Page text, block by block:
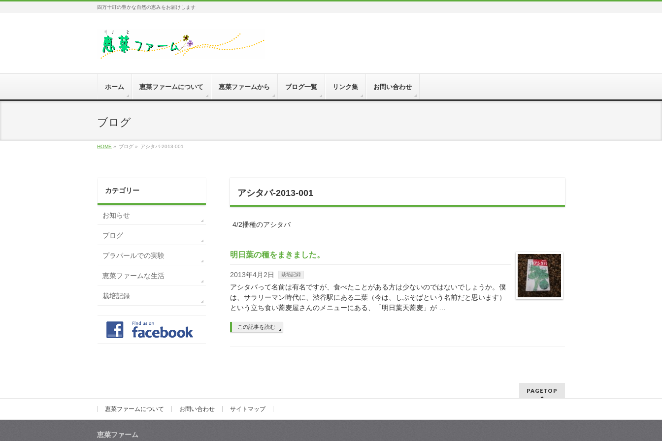
四万十町の豊かな自然の恵みをお届けします
ホーム 恵菜ファームについて 恵菜ファームから ブログ一覧 リンク集 お問い合わせ
ブログ
HOME » ブログ » アシタバ-2013-001
アシタバ-2013-001
4/2播種のアシタバ
明日葉の種をまきました。
2013年4月2日 栽培記録
アシタバって名前は有名ですが、食べたことがある方は少ないのではないでしょうか。僕
は、サラリーマン時代に、渋谷駅にある二葉（今は、しぶそばという名前だと思います）
という立ち食い蕎麦屋さんのメニューにある、「明日葉天蕎麦」が …
この記事を読む
カテゴリー
お知らせ
ブログ
プラパールでの実験
恵菜ファームな生活
栽培記録
PAGETOP
恵菜ファームについて お問い合わせ サイトマップ
恵菜ファーム